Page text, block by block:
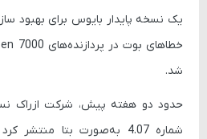
یک نسخه پایدار بایوس برای بهبود
شد.
حدود دو هفته پیش، شرکت ازراک
شماره 4.07 به‌صورت بتا